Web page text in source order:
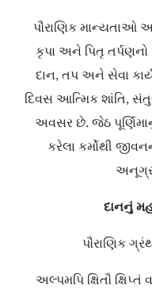
પૌરાણિક માન્યતાઓ
કૃપા અને પિતૃ તર્પણનો
દાન, તપ અને સેવા
દિવસ આત્મિક શાંતિ,
અવસર છે. જેઠ
કરેલા કર્મોથી
દાનનું
પૌરાણિક
અલ્પમપિ ક્ષિતૌ ક્ષિપ્તં